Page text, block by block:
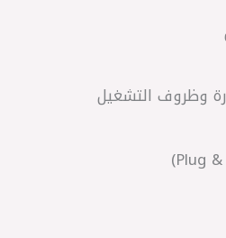
وظروف التشغيل